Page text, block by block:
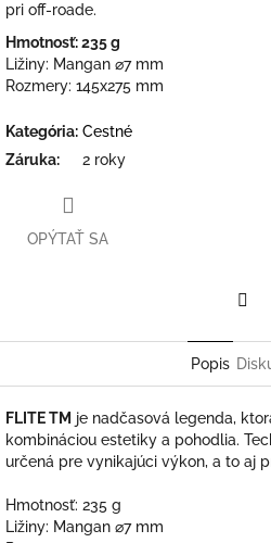
pri off-roade.
Hmotnosť: 235 g
Ližiny: Mangan ⌀7 mm
Rozmery: 145x275 mm
Kategória: Cestné
Záruka: 2 roky
OPÝTAŤ SA
Popis
FLITE TM je nadčasová legenda,
kombináciou estetiky a pohodlia.
určená pre vynikajúci výkon, a to aj
Hmotnosť: 235 g
Ližiny: Mangan ⌀7 mm